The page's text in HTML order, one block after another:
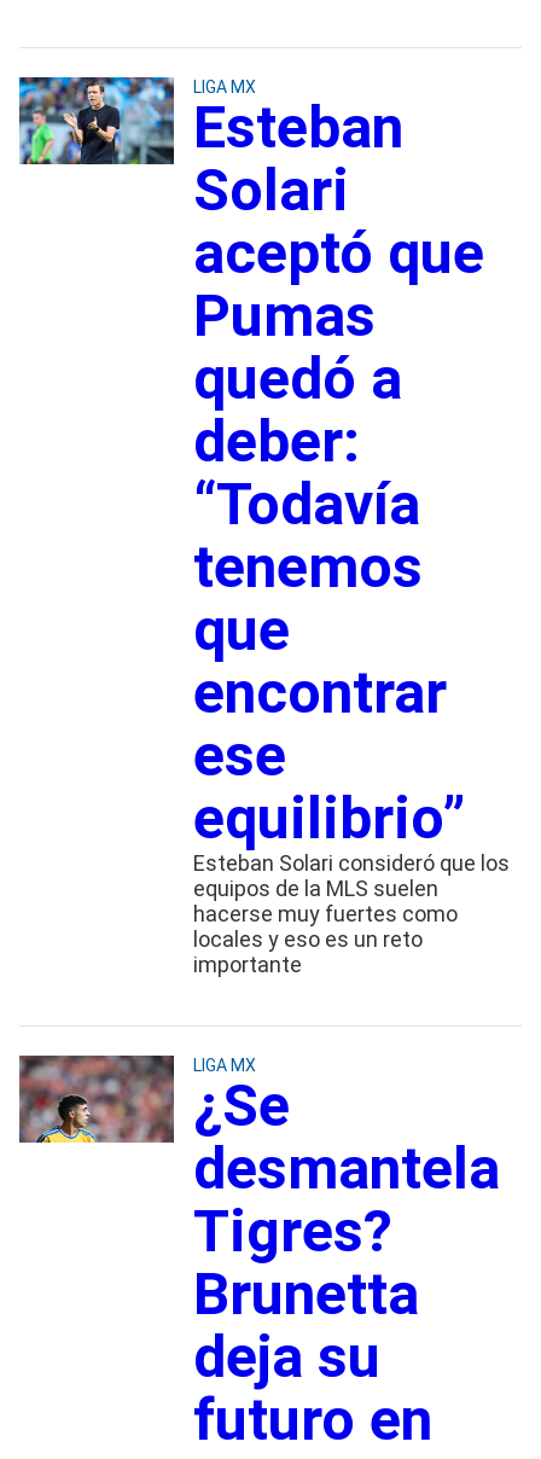
LIGA MX
Esteban
Solari
aceptó que
Pumas
quedó a
deber:
“Todavía
tenemos
que
encontrar
ese
equilibrio”
Esteban Solari consideró que los
equipos de la MLS suelen
hacerse muy fuertes como
locales y eso es un reto
importante
LIGA MX
¿Se
desmantela
Tigres?
Brunetta
deja su
futuro en